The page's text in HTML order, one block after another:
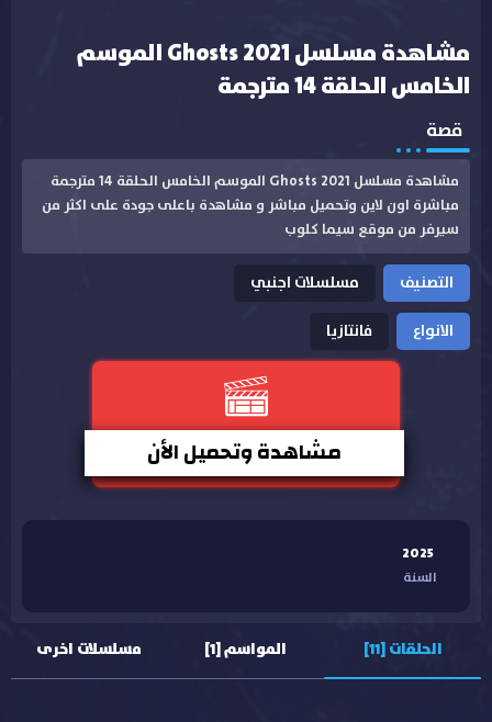
مشاهدة مسلسل Ghosts 2021 الموسم
الخامس الحلقة 14 مترجمة
قصة
مشاهدة مسلسل Ghosts 2021 الموسم الخامس الحلقة 14 مترجمة
مباشرة اون لاين وتحميل مباشر و مشاهدة باعلى جودة على اكثر من
سيرفر من موقع سيما كلوب
التصنيف
مسلسلات اجنبي
الانواع
فانتازيا
مشاهدة وتحميل الأن
2025
السنة
الحلقات [11] المواسم [1] مسلسلات اخرى